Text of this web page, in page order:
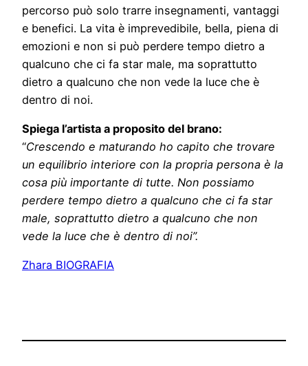
percorso può solo trarre insegnamenti, vantaggi
e benefici. La vita è imprevedibile, bella, piena di
emozioni e non si può perdere tempo dietro a
qualcuno che ci fa star male, ma soprattutto
dietro a qualcuno che non vede la luce che è
dentro di noi.
Spiega l’artista a proposito del brano:
“Crescendo e maturando ho capito che trovare
un equilibrio interiore con la propria persona è la
cosa più importante di tutte. Non possiamo
perdere tempo dietro a qualcuno che ci fa star
male, soprattutto dietro a qualcuno che non
vede la luce che è dentro di noi”.
Zhara BIOGRAFIA